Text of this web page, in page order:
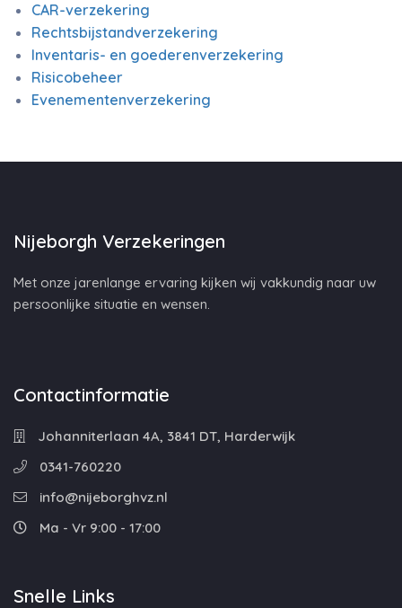
CAR-verzekering
Rechtsbijstandverzekering
Inventaris- en goederenverzekering
Risicobeheer
Evenementenverzekering
Nijeborgh Verzekeringen
Met onze jarenlange ervaring kijken wij vakkundig naar uw
persoonlijke situatie en wensen.
Contactinformatie
Johanniterlaan 4A, 3841 DT, Harderwijk
0341-760220
info@nijeborghvz.nl
Ma - Vr 9:00 - 17:00
Snelle Links